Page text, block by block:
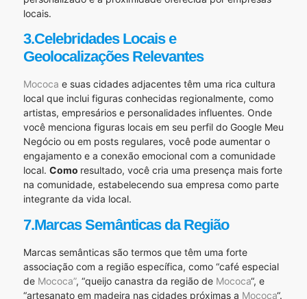
locais.
3.Celebridades Locais e
Geolocalizações Relevantes
Mococa e suas cidades adjacentes têm uma rica cultura
local que inclui figuras conhecidas regionalmente, como
artistas, empresários e personalidades influentes. Onde
você menciona figuras locais em seu perfil do Google Meu
Negócio ou em posts regulares, você pode aumentar o
engajamento e a conexão emocional com a comunidade
local. Como resultado, você cria uma presença mais forte
na comunidade, estabelecendo sua empresa como parte
integrante da vida local.
7.Marcas Semânticas da Região
Marcas semânticas são termos que têm uma forte
associação com a região específica, como “café especial
de Mococa”, “queijo canastra da região de Mococa“, e
“artesanato em madeira nas cidades próximas a Mococa“.